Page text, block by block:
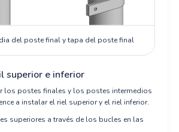
del poste final y tapa del poste final
superior e inferior
los postes finales y los postes intermedios
a instalar el riel superior y el riel inferior.
superiores a través de los bucles en las